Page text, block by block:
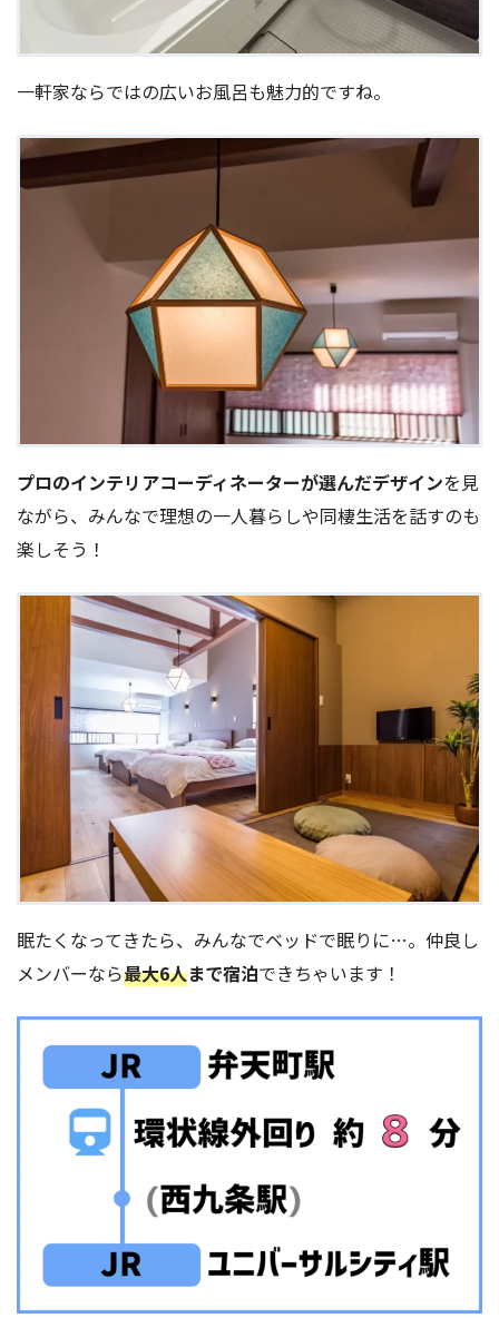
一軒家ならではの広いお風呂も魅力的ですね。
プロのインテリアコーディネーターが選んだデザインを見
ながら、みんなで理想の一人暮らしや同棲生活を話すのも
楽しそう！
眠たくなってきたら、みんなでベッドで眠りに…。仲良し
メンバーなら最大6人まで宿泊できちゃいます！